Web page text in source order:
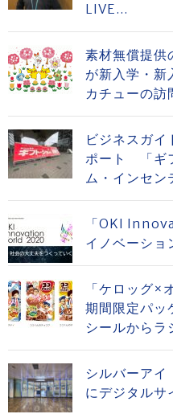
LIVE...
素材無償提供
が新入学・
カチューの訪
ビジネスガイ
ポート 「ギ
ム・インセン
「OKI
イノベーショ
「ケロッグ×
期間限定パ
シールからラ
シルバーア
にデジタルサ